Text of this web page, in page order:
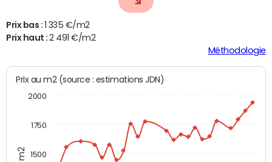
Prix bas : 1 335 €/m2
Prix haut :2 491 €/m2
Méthodologie
Prix au m2 (source : estimations JDN)
1500
1750
2000